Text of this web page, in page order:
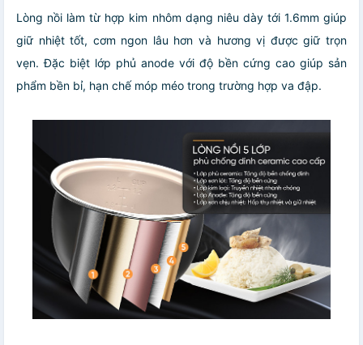
Lòng nồi làm từ hợp kim nhôm dạng niêu dày tới 1.6mm giúp
giữ nhiệt tốt, cơm ngon lâu hơn và hương vị được giữ trọn
vẹn. Đặc biệt lớp phủ anode với độ bền cứng cao giúp sản
phẩm bền bỉ, hạn chế móp méo trong trường hợp va đập.